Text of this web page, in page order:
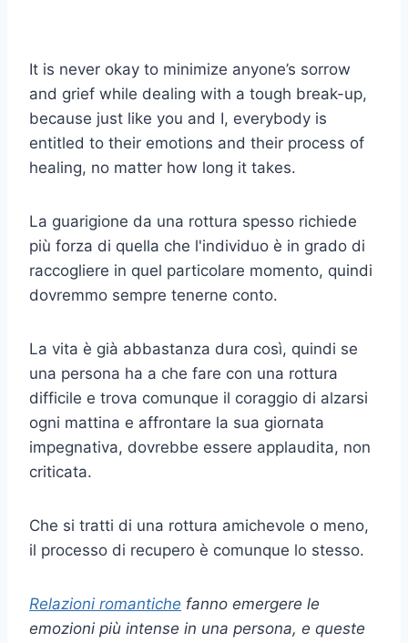
It is never okay to minimize anyone’s sorrow
and grief while dealing with a tough break-up,
because just like you and I, everybody is
entitled to their emotions and their process of
healing, no matter how long it takes.
La guarigione da una rottura spesso richiede
più forza di quella che l'individuo è in grado di
raccogliere in quel particolare momento, quindi
dovremmo sempre tenerne conto.
La vita è già abbastanza dura così, quindi se
una persona ha a che fare con una rottura
difficile e trova comunque il coraggio di alzarsi
ogni mattina e affrontare la sua giornata
impegnativa, dovrebbe essere applaudita, non
criticata.
Che si tratti di una rottura amichevole o meno,
il processo di recupero è comunque lo stesso.
Relazioni romantiche fanno emergere le
emozioni più intense in una persona, e queste